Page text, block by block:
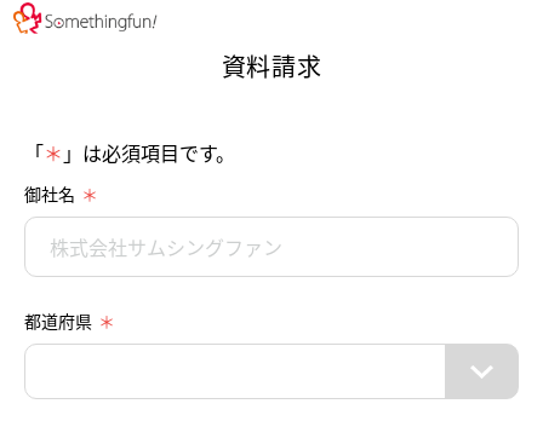
資料請求
「＊ 」は必須項目です。
御社名
都道府県